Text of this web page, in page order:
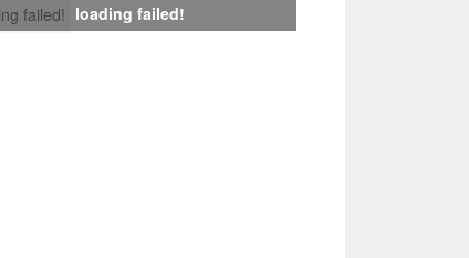
failed! loading failed!